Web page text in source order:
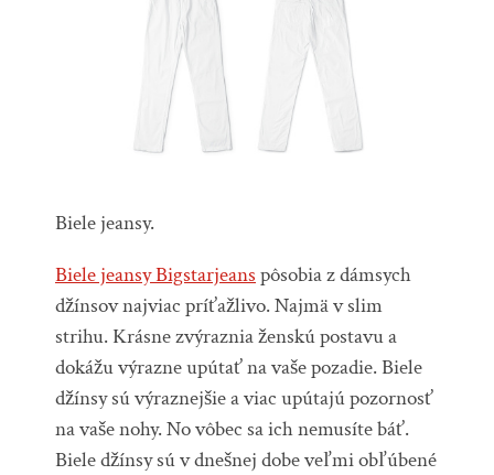
Biele jeansy.
Biele jeansy Bigstarjeans pôsobia z dámsych
džínsov najviac príťažlivo. Najmä v slim
strihu. Krásne zvýraznia ženskú postavu a
dokážu výrazne upútať na vaše pozadie. Biele
džínsy sú výraznejšie a viac upútajú pozornosť
na vaše nohy. No vôbec sa ich nemusíte báť.
Biele džínsy sú v dnešnej dobe veľmi obľúbené